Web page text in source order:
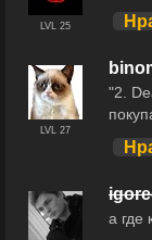
LVL 25
LVL 27
"2.
а где